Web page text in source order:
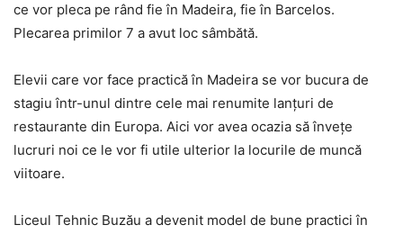
ce vor pleca pe rând fie în Madeira, fie în Barcelos.
Plecarea primilor 7 a avut loc sâmbătă.
Elevii care vor face practică în Madeira se vor bucura de
stagiu într-unul dintre cele mai renumite lanțuri de
restaurante din Europa. Aici vor avea ocazia să învețe
lucruri noi ce le vor fi utile ulterior la locurile de muncă
viitoare.
Liceul Tehnic Buzău a devenit model de bune practici în